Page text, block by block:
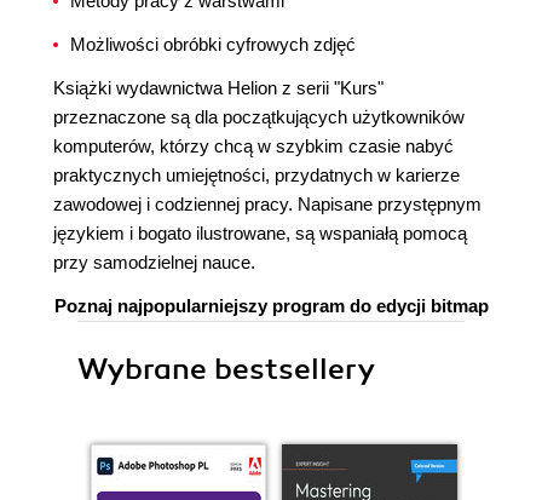
Możliwości obróbki cyfrowych zdjęć
Książki wydawnictwa Helion z serii "Kurs"
przeznaczone są dla początkujących użytkowników
komputerów, którzy chcą w szybkim czasie nabyć
praktycznych umiejętności, przydatnych w karierze
zawodowej i codziennej pracy. Napisane przystępnym
językiem i bogato ilustrowane, są wspaniałą pomocą
przy samodzielnej nauce.
Poznaj najpopularniejszy program do edycji bitmap
Wybrane bestsellery